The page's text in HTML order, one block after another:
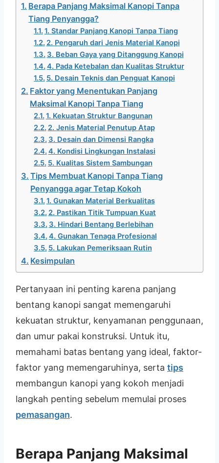
Berapa Panjang Maksimal Kanopi Tanpa
Tiang Penyangga?
1. Standar Panjang Kanopi Tanpa Tiang
2. Pengaruh dari Jenis Material Kanopi
3. Beban Gaya yang Ditanggung Kanopi
4. Pada Ketebalan dan Kualitas Struktur
5. Desain Teknis dan Penguat Kanopi
Faktor yang Menentukan Panjang
Maksimal Kanopi Tanpa Tiang
1. Kekuatan Struktur Bangunan
2. Jenis Material Penutup Atap
3. Desain dan Dimensi Rangka
4. Kondisi Lingkungan Instalasi
5. Kualitas Sistem Sambungan
Tips Membuat Kanopi Tanpa Tiang
Penyangga agar Tetap Kokoh
1. Gunakan Material Berkualitas
2. Pastikan Titik Tumpuan Kuat
3. Hindari Bentang Berlebihan
4. Gunakan Tenaga Profesional
5. Lakukan Pemeriksaan Rutin
Kesimpulan
Pertanyaan ini penting karena panjang
bentang kanopi sangat memengaruhi
kekuatan struktur, kenyamanan penggunaan,
dan umur pakai konstruksi. Untuk itu,
memahami batas bentang yang ideal, faktor-
faktor yang memengaruhinya, serta tips
membangun kanopi yang kokoh menjadi
langkah penting sebelum memulai proses
pemasangan.
Berapa Panjang Maksimal